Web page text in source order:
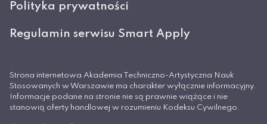
Polityka prywatności
Regulamin serwisu Smart Apply
Strona internetowa Akademia Techniczno-Artystyczna Nauk
Stosowanych w Warszawie ma charakter wyłącznie informacyjny.
Informacje podane na stronie nie są prawnie wiążące i nie
stanowią oferty handlowej w rozumieniu Kodeksu Cywilnego.